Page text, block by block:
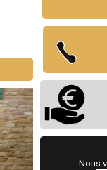
Nous